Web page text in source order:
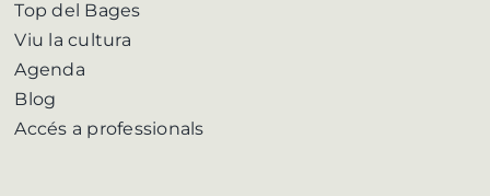
Top del Bages
Viu la cultura
Agenda
Blog
Accés a professionals